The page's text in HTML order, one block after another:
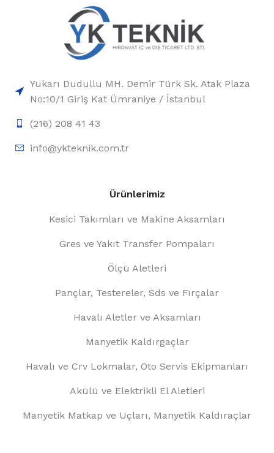
Yukarı Dudullu MH. Demir Türk Sk. Atak Plaza
No:10/1 Giriş Kat Ümraniye / İstanbul
(216) 208 41 43
info@ykteknik.com.tr
Ürünlerimiz
Kesici Takımları ve Makine Aksamları
Gres ve Yakıt Transfer Pompaları
Ölçü Aletleri
Pançlar, Testereler, Sds ve Fırçalar
Havalı Aletler ve Aksamları
Manyetik Kaldırgaçlar
Havalı ve Crv Lokmalar, Oto Servis Ekipmanları
Akülü ve Elektrikli El Aletleri
Manyetik Matkap ve Uçları, Manyetik Kaldıraçlar